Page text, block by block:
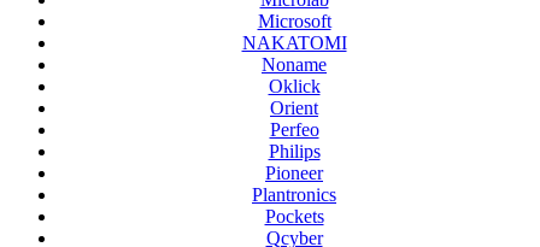
Microsoft
NAKATOMI
Noname
Oklick
Orient
Perfeo
Philips
Pioneer
Plantronics
Pockets
Qcyber